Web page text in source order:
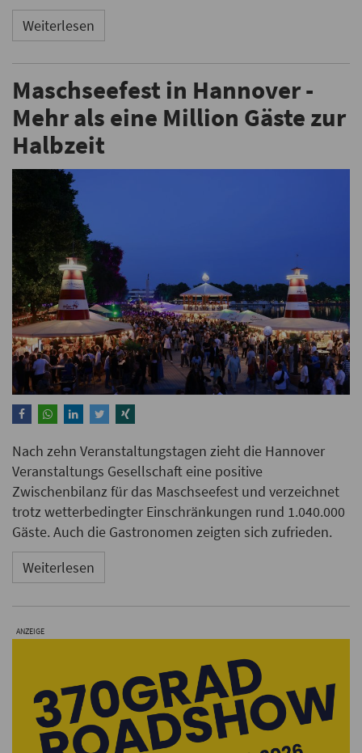
Weiterlesen
Maschseefest in Hannover -
Mehr als eine Million Gäste zur
Halbzeit
Nach zehn Veranstaltungstagen zieht die Hannover
Veranstaltungs Gesellschaft eine positive
Zwischenbilanz für das Maschseefest und verzeichnet
trotz wetterbedingter Einschränkungen rund 1.040.000
Gäste. Auch die Gastronomen zeigten sich zufrieden.
Weiterlesen
ANZEIGE